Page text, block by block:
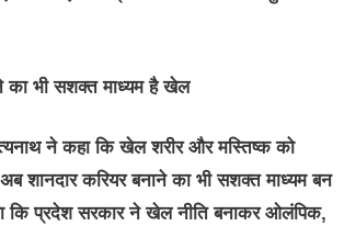
का भी सशक्त माध्यम है खेल
ने कहा कि खेल शरीर और मस्तिष्क को
शानदार करियर बनाने का भी सशक्त माध्यम बन
कि प्रदेश सरकार ने खेल नीति बनाकर ओलंपिक,